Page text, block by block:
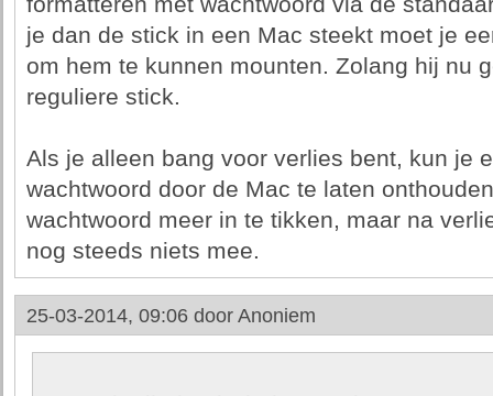
je dan de stick in een Mac steekt moet je
om hem te kunnen mounten. Zolang hij nu
reguliere stick.
Als je alleen bang voor verlies bent, kun je
wachtwoord door de Mac te laten
wachtwoord meer in te tikken, maar na
nog steeds niets mee.
25-03-2014, 09:06 door Anoniem